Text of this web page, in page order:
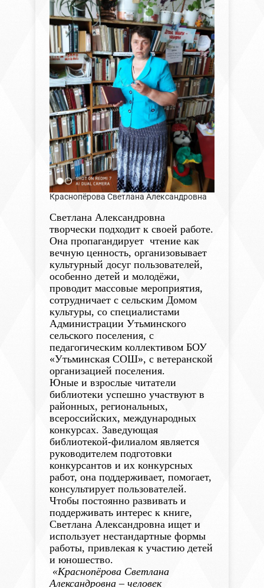
Краснопёрова Светлана Александровна
Светлана Александровна
творчески подходит к своей работе.
Она пропагандирует чтение как
вечную ценность, организовывает
культурный досуг пользователей,
особенно детей и молодёжи,
проводит массовые мероприятия,
сотрудничает с сельским Домом
культуры, со специалистами
Администрации Утьминского
сельского поселения, с
педагогическим коллективом БОУ
«Утьминская СОШ», с ветеранской
организацией поселения.
Юные и взрослые читатели
библиотеки успешно участвуют в
районных, региональных,
всероссийских, международных
конкурсах. Заведующая
библиотекой-филиалом является
руководителем подготовки
конкурсантов и их конкурсных
работ, она поддерживает, помогает,
консультирует пользователей.
Чтобы постоянно развивать и
поддерживать интерес к книге,
Светлана Александровна ищет и
использует нестандартные формы
работы, привлекая к участию детей
и юношество.
«Краснопёрова Светлана
Александровна – человек